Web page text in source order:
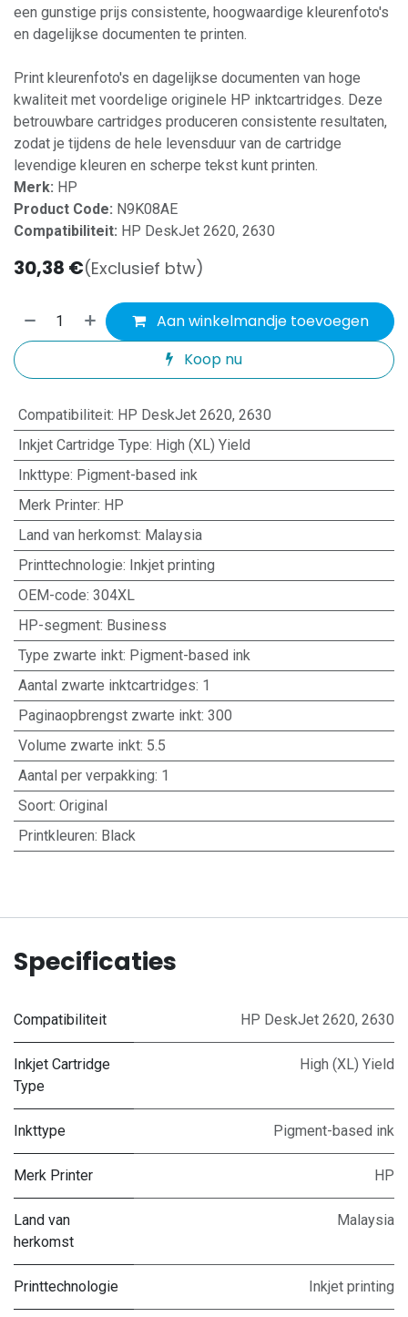
een gunstige prijs consistente, hoogwaardige kleurenfoto's
en dagelijkse documenten te printen.
Print kleurenfoto's en dagelijkse documenten van hoge
kwaliteit met voordelige originele HP inktcartridges. Deze
betrouwbare cartridges produceren consistente resultaten,
zodat je tijdens de hele levensduur van de cartridge
levendige kleuren en scherpe tekst kunt printen.
Merk: HP
Product Code: N9K08AE
Compatibiliteit: HP DeskJet 2620, 2630
30,38 €(Exclusief btw)
Aan winkelmandje toevoegen
Koop nu
Compatibiliteit: HP DeskJet 2620, 2630
Inkjet Cartridge Type: High (XL) Yield
Inkttype: Pigment-based ink
Merk Printer: HP
Land van herkomst: Malaysia
Printtechnologie: Inkjet printing
OEM-code: 304XL
HP-segment: Business
Type zwarte inkt: Pigment-based ink
Aantal zwarte inktcartridges: 1
Paginaopbrengst zwarte inkt: 300
Volume zwarte inkt: 5.5
Aantal per verpakking: 1
Soort: Original
Printkleuren: Black
Specificaties
Compatibiliteit HP DeskJet 2620, 2630
Inkjet Cartridge
Type
High (XL) Yield
Inkttype Pigment-based ink
Merk Printer HP
Land van
herkomst
Malaysia
Printtechnologie Inkjet printing